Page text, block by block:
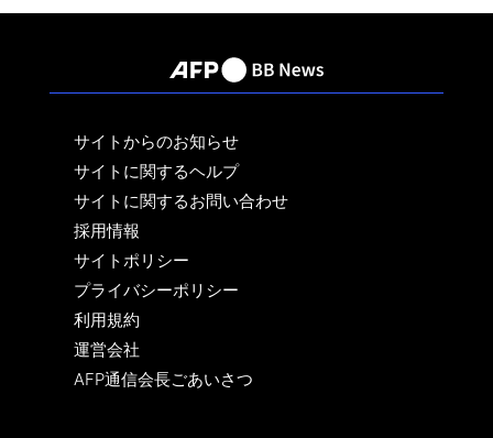
サイトからのお知らせ
サイトに関するヘルプ
サイトに関するお問い合わせ
採用情報
サイトポリシー
プライバシーポリシー
利用規約
運営会社
AFP通信会長ごあいさつ